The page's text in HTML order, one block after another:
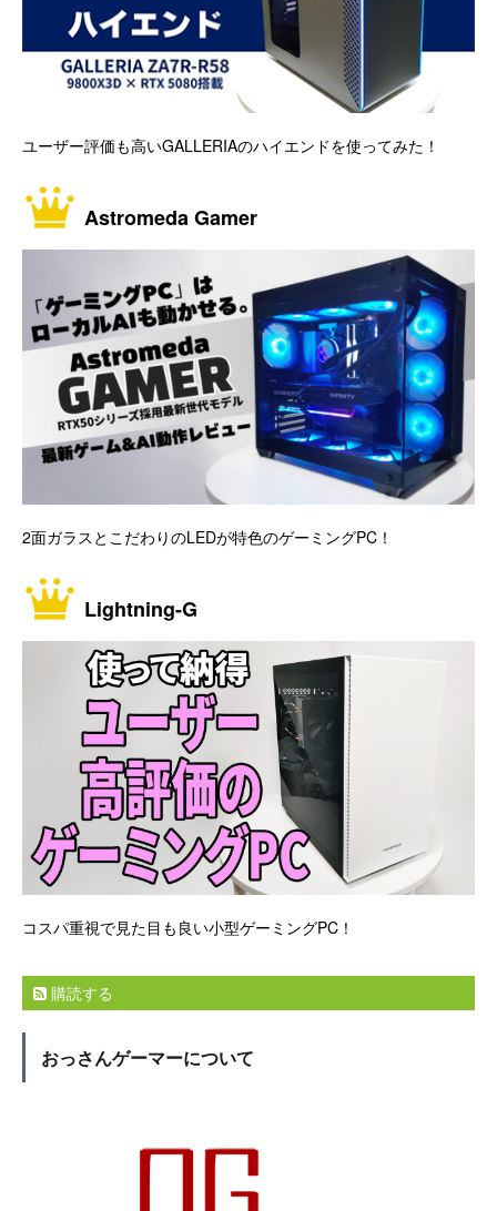
ユーザー評価も高いGALLERIAのハイエンドを使ってみた！
Astromeda Gamer
2面ガラスとこだわりのLEDが特色のゲーミングPC！
Lightning-G
コスパ重視で見た目も良い小型ゲーミングPC！
購読する
おっさんゲーマーについて